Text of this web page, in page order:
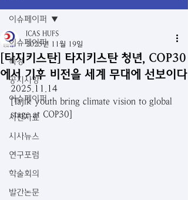
이슈페이퍼
특강
공지사항
이슈페이퍼
사진자료
시사뉴스
연구포럼
학술회의
발간논문
이슈페이퍼
[타지키스탄] 타지키스탄 청년, COP30
에서 기후 비전을 세계 무대에 선보이다
ICAS HUFS
2025년 11월 19일
2025.11.14
[Tajik youth bring climate vision to global
stage at COP30]